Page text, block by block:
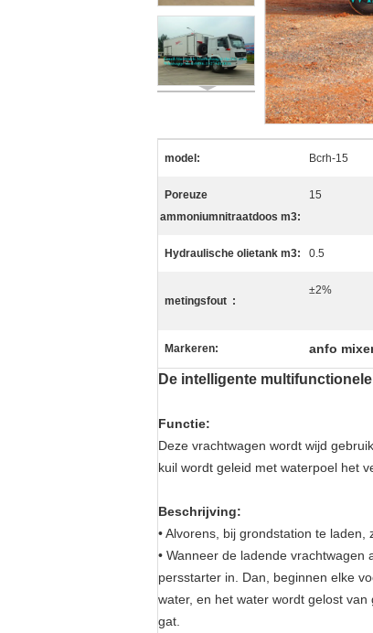
model: Bcrh-15
Poreuze
ammoniumnitraatdoos m3:
15
Hydraulische olietank m3: 0.5
metingsfout :
±2%
Markeren: anfo
De intelligente
Functie:
Deze vrachtwagen wordt wijd
kuil wordt geleid met waterpoel het
Beschrijving:
• Alvorens, bij grondstation te
• Wanneer de ladende
persstarter in. Dan, beginnen elke
water, en het water wordt gelost
gat.